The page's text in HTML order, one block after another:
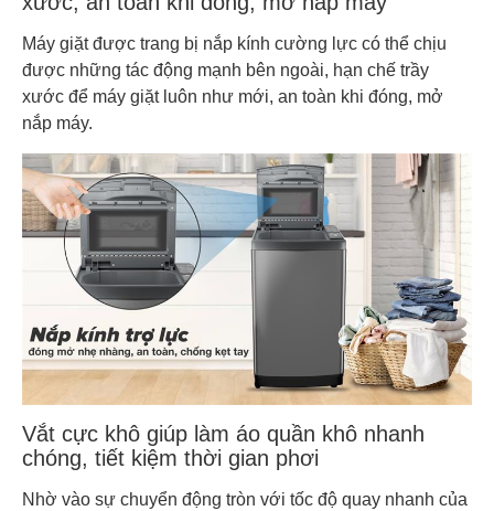
Máy giặt được trang bị nắp kính cường lực có thể chịu
được những tác động mạnh bên ngoài, hạn chế trầy
xước để máy giặt luôn như mới, an toàn khi đóng, mở
nắp máy.
Vắt cực khô giúp làm áo quần khô nhanh
chóng, tiết kiệm thời gian phơi
Nhờ vào sự chuyển động tròn với tốc độ quay nhanh của